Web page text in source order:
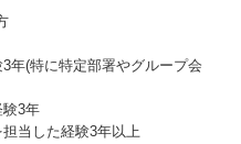
年(特に特定部署やグループ会
3年
当した経験3年以上